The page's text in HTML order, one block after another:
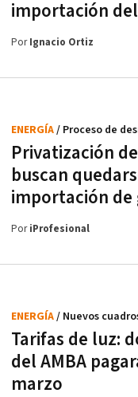
importación
PorIgnacio Ortiz
Privatización
buscan
importación de
ENERGÍA/ Proceso de
PoriProfesional
Tarifas de luz:
del AMBA
marzo
ENERGÍA/ Nuevos